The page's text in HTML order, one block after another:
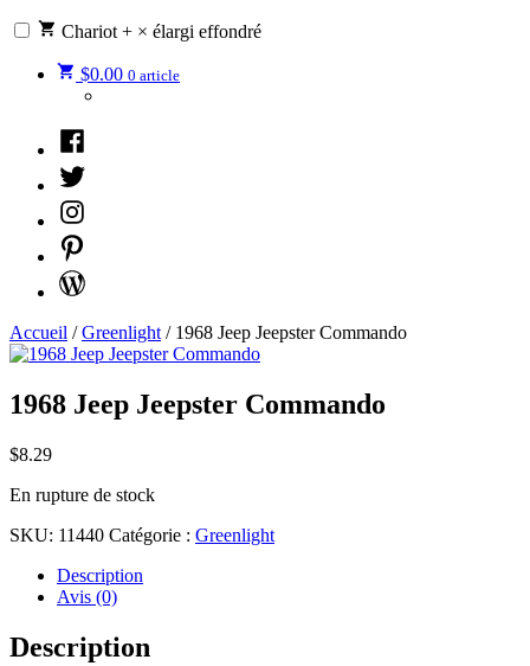
Chariot + × élargi effondré
$0.00 0 article
Facebook
Twitter
Instagram
Pinterest
WordPress
Accueil /Greenlight / 1968 Jeep Jeepster Commando
1968 Jeep Jeepster Commando
$8.29
En rupture de stock
SKU: 11440 Catégorie : Greenlight
Description
Avis (0)
Description